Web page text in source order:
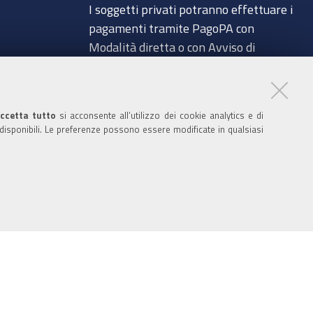
tutto si acconsente all’utilizzo dei cookie analytics e di
Le preferenze possono essere modificate in qualsiasi
I soggetti privati potranno effettuare i
pagamenti tramite PagoPA con
Modalità diretta o con Avviso di
Codice IBAN per le pubbliche
amministrazioni comprese nel regime di